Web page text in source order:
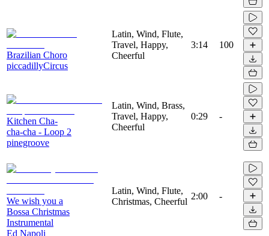
Brazilian Choro
piccadillyCircus
Latin, Wind, Flute,
Travel, Happy,
Cheerful
3:14 100
Kitchen Cha-
cha-cha - Loop 2
pinegroove
Latin, Wind, Brass,
Travel, Happy,
Cheerful
0:29 -
We wish you a
Bossa Christmas
Instrumental
Ed Napoli
Latin, Wind, Flute,
Christmas, Cheerful
2:00 -